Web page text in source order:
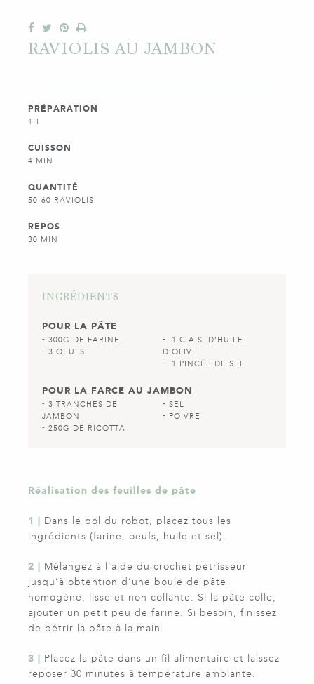
RAVIOLIS AU JAMBON
PRÉPARATION
1H
CUISSON
4 MIN
QUANTITÉ
50-60 RAVIOLIS
REPOS
30 MIN
INGRÉDIENTS
POUR LA PÂTE
300G DE FARINE
3 OEUFS
1 C.A.S. D’HUILE
D’OLIVE
1 PINCÉE DE SEL
POUR LA FARCE AU JAMBON
3 TRANCHES DE
JAMBON
250G DE RICOTTA
SEL
POIVRE
Réalisation des feuilles de pâte
1 | Dans le bol du robot, placez tous les
ingrédients (farine, oeufs, huile et sel).
2 | Mélangez à l’aide du crochet pétrisseur
jusqu’à obtention d’une boule de pâte
homogène, lisse et non collante. Si la pâte colle,
ajouter un petit peu de farine. Si besoin, finissez
de pétrir la pâte à la main.
3 | Placez la pâte dans un fil alimentaire et laissez
reposer 30 minutes à température ambiante.